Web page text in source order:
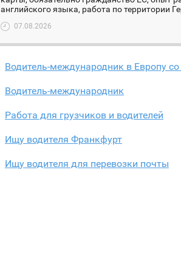
английского языка, работа по территории
07.08.2026
Водитель-международник в Европу
Водитель-международник
Работа для грузчиков и водителей
Ищу водителя Франкфурт
Ищу водителя для перевозки почты